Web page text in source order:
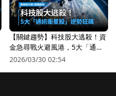
【關鍵趨勢】科技股大逃殺！資
金急尋戰火避風港，5大「通訊
衛星股」逆勢狂飆
2026/03/30 02:54